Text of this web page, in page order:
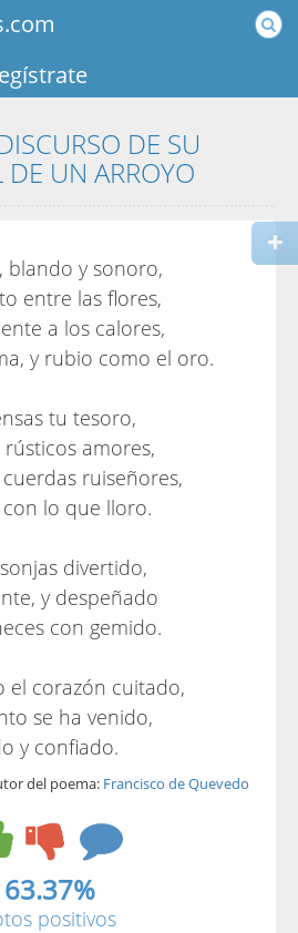
DE SU
UN ARROYO
blando y sonoro,
entre las flores,
a los calores,
y rubio como el oro.
tu tesoro,
amores,
ruiseñores,
lo que lloro.
divertido,
y despeñado
con gemido.
el corazón cuitado,
se ha venido,
y confiado.
del poema: Francisco de Quevedo
63.37%
positivos